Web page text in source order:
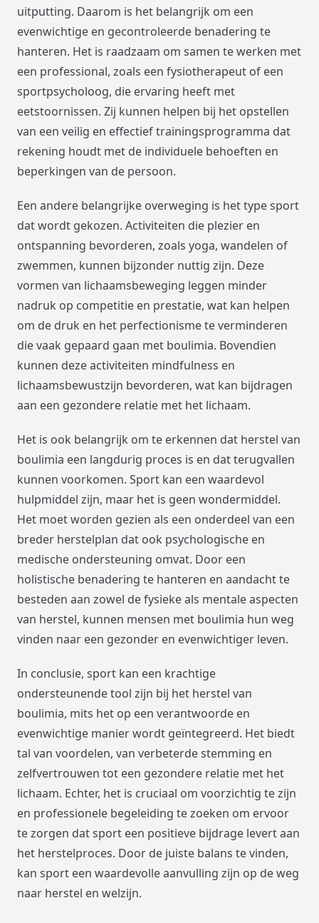
uitputting. Daarom is het belangrijk om een
evenwichtige en gecontroleerde benadering te
hanteren. Het is raadzaam om samen te werken met
een professional, zoals een fysiotherapeut of een
sportpsycholoog, die ervaring heeft met
eetstoornissen. Zij kunnen helpen bij het opstellen
van een veilig en effectief trainingsprogramma dat
rekening houdt met de individuele behoeften en
beperkingen van de persoon.
Een andere belangrijke overweging is het type sport
dat wordt gekozen. Activiteiten die plezier en
ontspanning bevorderen, zoals yoga, wandelen of
zwemmen, kunnen bijzonder nuttig zijn. Deze
vormen van lichaamsbeweging leggen minder
nadruk op competitie en prestatie, wat kan helpen
om de druk en het perfectionisme te verminderen
die vaak gepaard gaan met boulimia. Bovendien
kunnen deze activiteiten mindfulness en
lichaamsbewustzijn bevorderen, wat kan bijdragen
aan een gezondere relatie met het lichaam.
Het is ook belangrijk om te erkennen dat herstel van
boulimia een langdurig proces is en dat terugvallen
kunnen voorkomen. Sport kan een waardevol
hulpmiddel zijn, maar het is geen wondermiddel.
Het moet worden gezien als een onderdeel van een
breder herstelplan dat ook psychologische en
medische ondersteuning omvat. Door een
holistische benadering te hanteren en aandacht te
besteden aan zowel de fysieke als mentale aspecten
van herstel, kunnen mensen met boulimia hun weg
vinden naar een gezonder en evenwichtiger leven.
In conclusie, sport kan een krachtige
ondersteunende tool zijn bij het herstel van
boulimia, mits het op een verantwoorde en
evenwichtige manier wordt geïntegreerd. Het biedt
tal van voordelen, van verbeterde stemming en
zelfvertrouwen tot een gezondere relatie met het
lichaam. Echter, het is cruciaal om voorzichtig te zijn
en professionele begeleiding te zoeken om ervoor
te zorgen dat sport een positieve bijdrage levert aan
het herstelproces. Door de juiste balans te vinden,
kan sport een waardevolle aanvulling zijn op de weg
naar herstel en welzijn.